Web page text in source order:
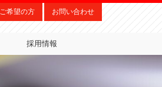
希望の方 お問い合わせ
採用情報